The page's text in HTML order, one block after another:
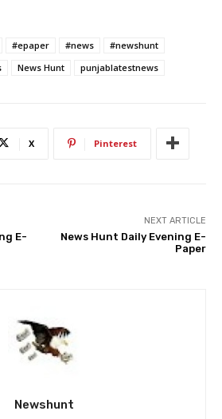
#epaper #news
#newshunt
News Hunt punjablatestnews
X Pinterest
E-
NEXT ARTICLE
News Hunt Daily Evening E-
Paper
Newshunt